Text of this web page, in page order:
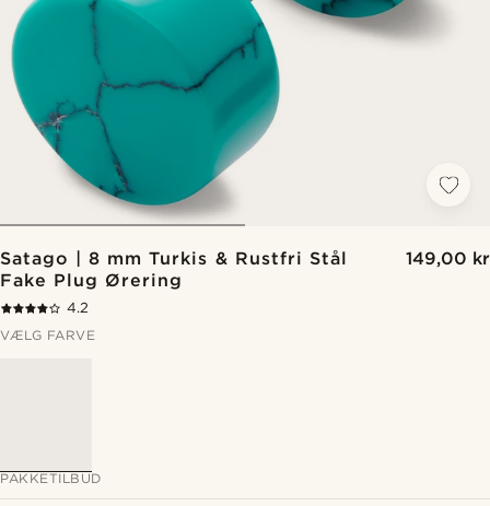
Satago | 8 mm Turkis & Rustfri Stål
Fake Plug Ørering
149,00 kr
4.2
VÆLG FARVE
PAKKETILBUD